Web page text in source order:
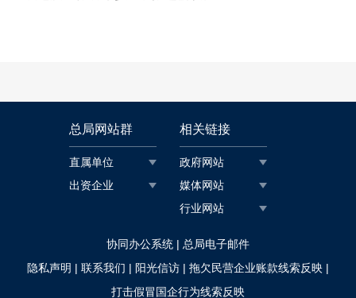
总局网站群
直属单位
出资企业
相关链接
政府网站
媒体网站
行业网站
协同办公系统 | 总局电子邮件
隐私声明 | 联系我们 | 阳光信访 | 拖欠民营企业账款线索反映 |
打击假冒国企行为线索反映